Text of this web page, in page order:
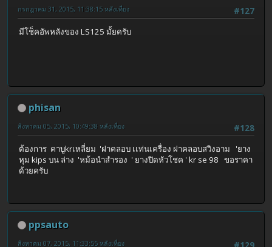
#127
กรกฎาคม 31, 2015, 11:38:15 หลังเที่ยง
มีโช็คอัพหลังของ LS125 มั้ยครับ
phisan
#128
สิงหาคม 05, 2015, 10:49:38 หลังเที่ยง
ต้องการ คาบูkrเหลี่ยม 'ฝาคลอบ เเท่นเครื่อง ฝาคลอบสวิงอาม 'ยาง
หุม kips บน ล่าง 'หม้อนำสำรอง ' ยางปิดหัวโชค ' kr se 98 ขอราคา
ด้วยครับ
ppsauto
สิงหาคม 07, 2015, 11:33:55 หลังเที่ยง